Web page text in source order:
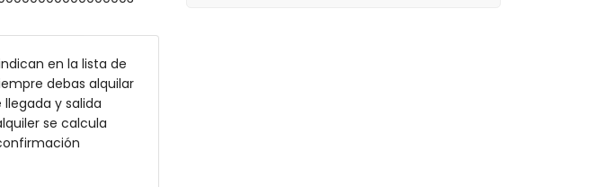
en la lista de
debas alquilar
y salida
se calcula